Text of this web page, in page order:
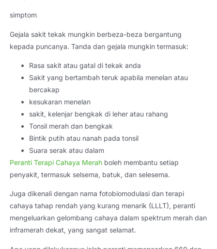
simptom
Gejala sakit tekak mungkin berbeza-beza bergantung
kepada puncanya. Tanda dan gejala mungkin termasuk:
Rasa sakit atau gatal di tekak anda
Sakit yang bertambah teruk apabila menelan atau
bercakap
kesukaran menelan
sakit, kelenjar bengkak di leher atau rahang
Tonsil merah dan bengkak
Bintik putih atau nanah pada tonsil
Suara serak atau dalam
Peranti Terapi Cahaya Merah boleh membantu setiap
penyakit, termasuk selsema, batuk, dan selesema.
Juga dikenali dengan nama fotobiomodulasi dan terapi
cahaya tahap rendah yang kurang menarik (LLLT), peranti
mengeluarkan gelombang cahaya dalam spektrum merah dan
inframerah dekat, yang sangat selamat.